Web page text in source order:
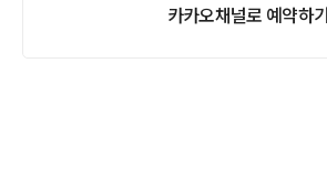
카카오채널로 예약하기